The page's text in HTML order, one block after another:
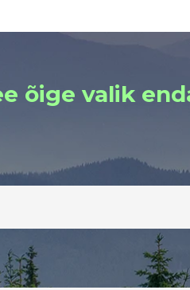
õige valik